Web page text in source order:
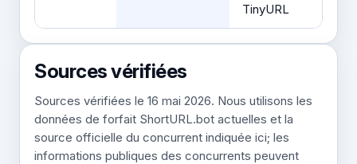
TinyURL
Sources vérifiées
Sources vérifiées le 16 mai 2026. Nous utilisons les
données de forfait ShortURL.bot actuelles et la
source officielle du concurrent indiquée ici; les
informations publiques des concurrents peuvent